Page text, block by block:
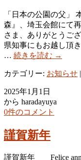
「日本の公園の父」
森』、埼玉会館にて
さま、ありがとうご
県知事にもお越し頂
… 続きを読む →
カテゴリー: お知らせ |
2025年1月1日
から haradayuya
0件のコメント
謹賀新年
謹賀新年 Felice